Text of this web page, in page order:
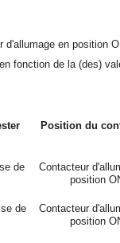
d'allumage en position
fonction de la (des)
Position du
de
Contacteur
position
de
Contacteur
position